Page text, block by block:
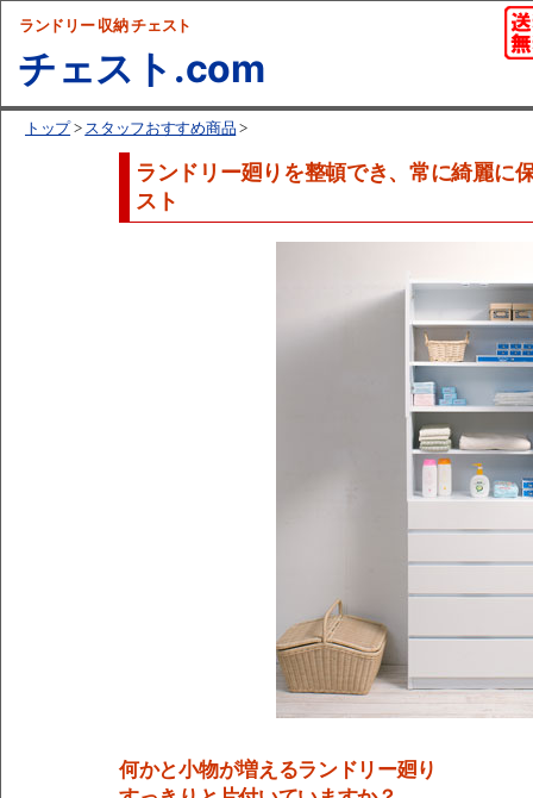
ランドリー 収納 チェスト
チェスト.com
トップ> スタッフおすすめ商品 >
ランドリー廻りを整頓でき、常に綺麗に
スト
何かと小物が増えるランドリー廻り